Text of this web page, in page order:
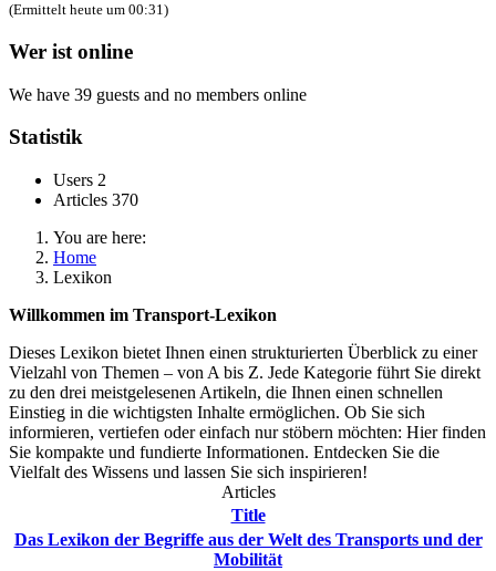
(Ermittelt heute um 00:31)
Wer ist online
We have 39 guests and no members online
Statistik
Users 2
Articles 370
You are here:
Home
Lexikon
Willkommen im Transport-Lexikon
Dieses Lexikon bietet Ihnen einen strukturierten Überblick zu einer
Vielzahl von Themen – von A bis Z. Jede Kategorie führt Sie direkt
zu den drei meistgelesenen Artikeln, die Ihnen einen schnellen
Einstieg in die wichtigsten Inhalte ermöglichen. Ob Sie sich
informieren, vertiefen oder einfach nur stöbern möchten: Hier finden
Sie kompakte und fundierte Informationen. Entdecken Sie die
Vielfalt des Wissens und lassen Sie sich inspirieren!
Articles
Title
Das Lexikon der Begriffe aus der Welt des Transports und der
Mobilität